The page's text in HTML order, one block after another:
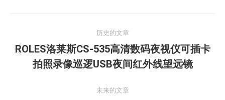
章
历史的文章
历
史
ROLES洛莱斯CS-535高清数码夜视仪可插卡
拍照录像巡逻USB夜间红外线望远镜
未来的文章